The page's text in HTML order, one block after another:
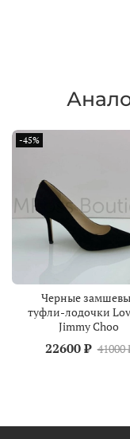
-45%
Черные
туфли-лодочки
Jimmy Choo
22600 ₽ 41000